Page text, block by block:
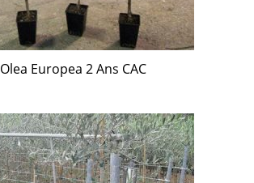
Olea Europea 2 Ans CAC